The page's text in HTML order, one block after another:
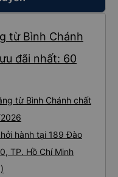
từ Bình Chánh
đãi nhất: 60
từ Bình Chánh chất
hành tại 189 Đào
TP. Hồ Chí Minh